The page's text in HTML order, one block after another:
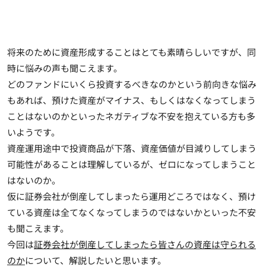
将来のために資産形成することはとても素晴らしいですが、同
時に悩みの声も聞こえます。
どのファンドにいくら投資するべきなのかという前向きな悩み
もあれば、預けた資産がマイナス、もしくはなくなってしまう
ことはないのかといったネガティブな不安を抱えている方も多
いようです。
資産運用途中で投資商品が下落、資産価値が目減りしてしまう
可能性があることは理解しているが、ゼロになってしまうこと
はないのか。
仮に証券会社が倒産してしまったら運用どころではなく、預け
ている資産は全てなくなってしまうのではないかといった不安
も聞こえます。
今回は証券会社が倒産してしまったら皆さんの資産は守られる
のかについて、解説したいと思います。